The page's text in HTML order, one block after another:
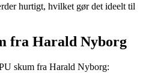
hurtigt, hvilket gør det ideelt til
fra Harald Nyborg
skum fra Harald Nyborg: